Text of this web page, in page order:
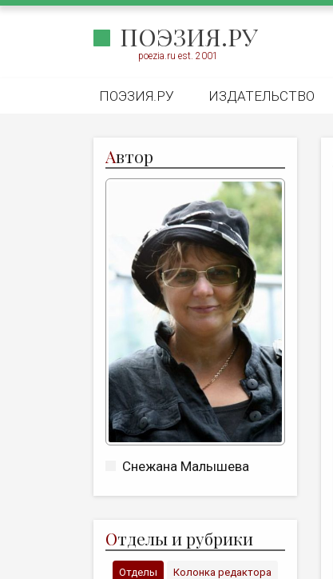
ПОЭЗИЯ.РУ
poezia.ru est. 2001
ПОЭЗИЯ.РУ ИЗДАТЕЛЬСТВО
Автор
Снежана Малышева
Отделы и рубрики
Отделы Колонка редактора